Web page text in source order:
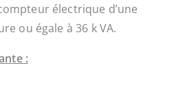
électrique d’une
ou égale à 36 k VA.
: